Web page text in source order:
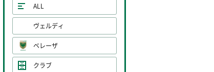
ALL
ヴェルディ
ベレーザ
クラブ